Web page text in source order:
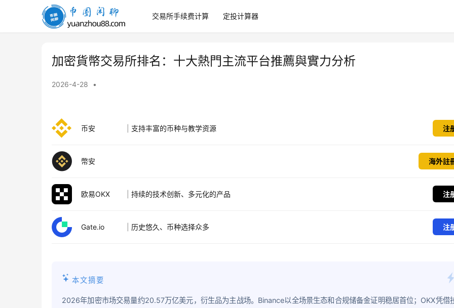
幣
圈
交易所手续费计算 定投计算器
加密貨幣交易所排名：十大熱門主流平台推薦與實力分析
2026-4-28 •
币安 支持丰富的币种与教学资源 注
幣安 海外註
欧易OKX 持续的技术创新、多元化的产品 注
Gate.io 历史悠久、币种选择众多 注
本文摘要
2026年加密市场交易量约20.57万亿美元，衍生品为主战场。Binance以全场景生态和合规储备金证明稳居首位；OKX凭借